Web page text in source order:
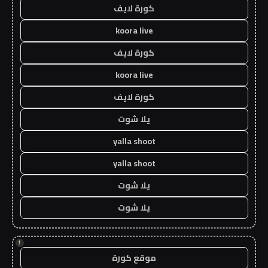
كورة لايف
koora live
كورة لايف
koora live
كورة لايف
يلا شوت
yalla shoot
yalla shoot
يلا شوت
يلا شوت
!
موقع كورة